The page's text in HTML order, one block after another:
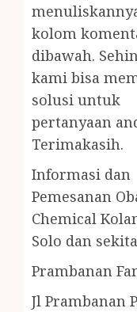
kolom
dibawah.
kami bisa
solusi untuk
pertanyaan
Terimakasih.
Informasi dan
Pemesanan
Chemical
Solo dan
Prambanan
Jl Prambanan